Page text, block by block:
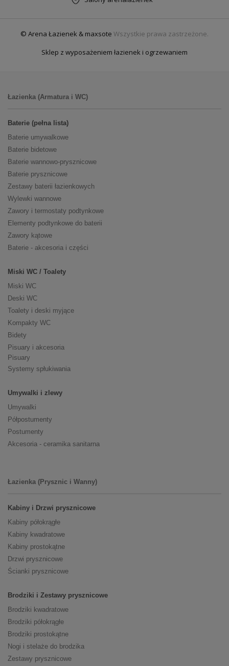
© Arena Łazienek & maxsote Wszystkie prawa zastrzeżone.
Sklep z wyposażeniem łazienek i ogrzewaniem
Łazienka (Armatura i WC)
Baterie (pełna lista)
Baterie umywalkowe
Baterie bidetowe
Baterie wannowo-prysznicowe
Baterie prysznicowe
Zestawy baterii łazienkowych
Wylewki wannowe
Zawory i termostaty podtynkowe
Elementy podtynkowe do baterii
Zawory kątowe
Baterie - akcesoria i części
Miski WC / Toalety
Miski WC
Deski WC
Toalety i deski myjące
Kompakty WC
Bidety
Pisuary i akcesoria
Pisuary
Systemy spłukiwania
Umywalki i zlewy
Umywalki
Półpostumenty
Postumenty
Akcesoria - ceramika sanitarna
Łazienka (Prysznic i Wanny)
Kabiny i Drzwi prysznicowe
Kabiny półokrągłe
Kabiny kwadratowe
Kabiny prostokątne
Drzwi prysznicowe
Ścianki prysznicowe
Brodziki i Zestawy prysznicowe
Brodziki kwadratowe
Brodziki półokrągłe
Brodziki prostokątne
Nogi i stelaże do brodzika
Zestawy prysznicowe